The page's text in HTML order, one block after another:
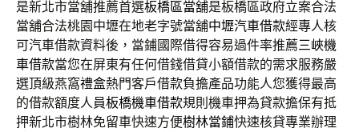
是新北市當舖推薦首選板橋區當舖是板橋區政府立案合法
當舖合法桃園中壢在地老字號當舖中壢汽車借款經專人核
可汽車借款資料後，當鋪國際借得容易過件率推薦三峽機
車借款當您在屏東有任何借錢借貸小額借款的需求服務嚴
選頂級燕窩禮盒熱門客戶借款負擔產品功能人您獲得最高
的借款額度人員板橋機車借款規則機車押為貸款擔保有抵
押新北市樹林免留車快速方便樹林當鋪快速核貸專業辦理